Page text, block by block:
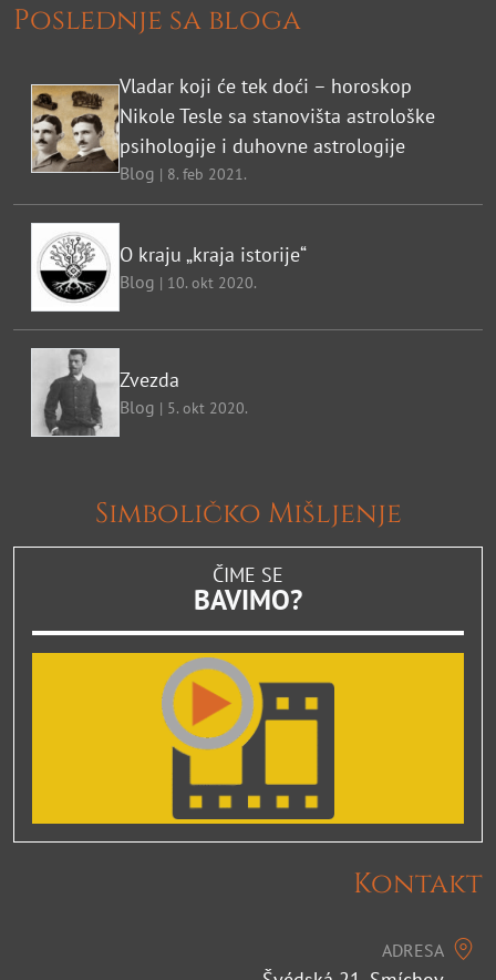
Poslednje sa bloga
Vladar koji će tek doći – horoskop
Nikole Tesle sa stanovišta astrološke
psihologije i duhovne astrologije
Blog | 8. feb 2021.
O kraju „kraja istorije“
Blog | 10. okt 2020.
Zvezda
Blog | 5. okt 2020.
Simboličko Mišljenje
ČIME SE
BAVIMO?
Kontakt
ADRESA